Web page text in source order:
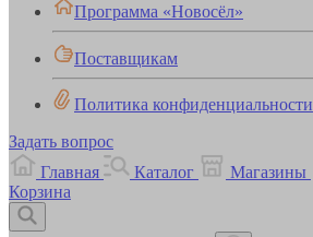
Программа «Новосёл»
Поставщикам
Политика конфиденциальности
Задать вопрос
Главная
Каталог Магазины
Корзина